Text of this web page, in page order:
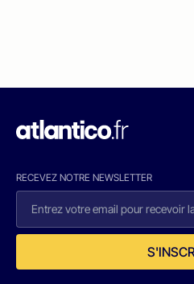
RECEVEZ NOTRE NEWSLETTER